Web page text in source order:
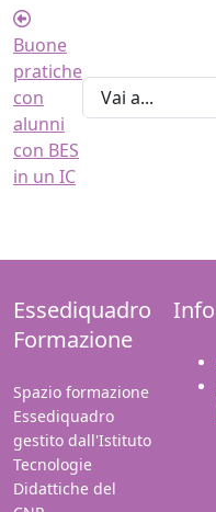
Buone
pratiche
con
alunni
con BES
in un IC
Essediquadro
Formazione
Spazio formazione
Essediquadro
gestito dall'Istituto
Tecnologie
Didattiche del
Info